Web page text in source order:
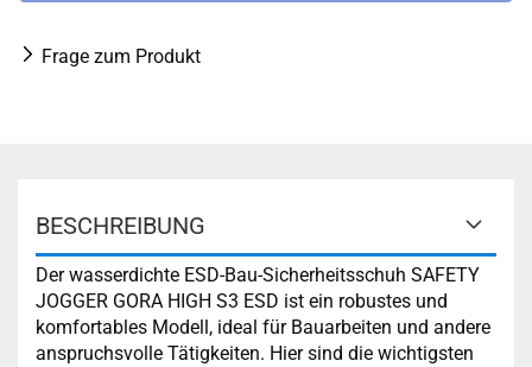
Frage zum Produkt
BESCHREIBUNG
Der wasserdichte ESD-Bau-Sicherheitsschuh SAFETY
JOGGER GORA HIGH S3 ESD ist ein robustes und
komfortables Modell, ideal für Bauarbeiten und andere
anspruchsvolle Tätigkeiten. Hier sind die wichtigsten